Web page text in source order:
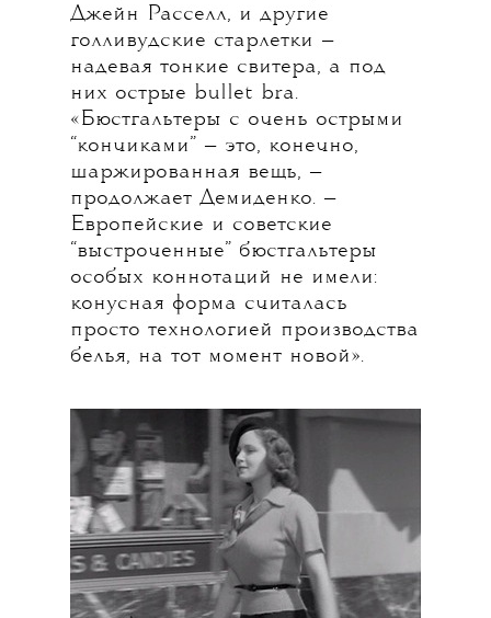
Джейн Расселл, и другие
голливудские старлетки —
надевая тонкие свитера, а под
них острые bullet bra.
«Бюстгальтеры с очень острыми
“кончиками” — это, конечно,
шаржированная вещь, —
продолжает Демиденко. —
Европейские и советские
“выстроченные” бюстгальтеры
особых коннотаций не имели:
конусная форма считалась
просто технологией производства
белья, на тот момент новой».